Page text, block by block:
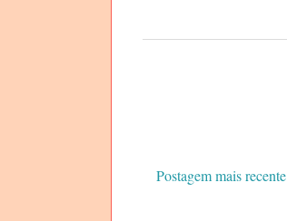
Postagem mais recente